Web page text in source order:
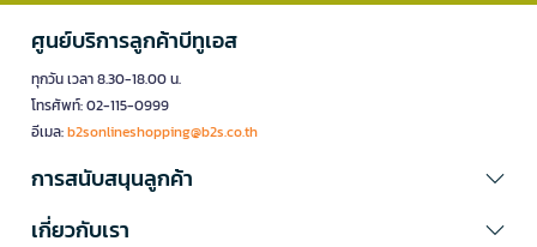
ศูนย์บริการลูกค้าบีทูเอส
ทุกวัน เวลา 8.30-18.00 น.
โทรศัพท์: 02-115-0999
อีเมล:b2sonlineshopping@b2s.co.th
การสนับสนุนลูกค้า
เกี่ยวกับเรา